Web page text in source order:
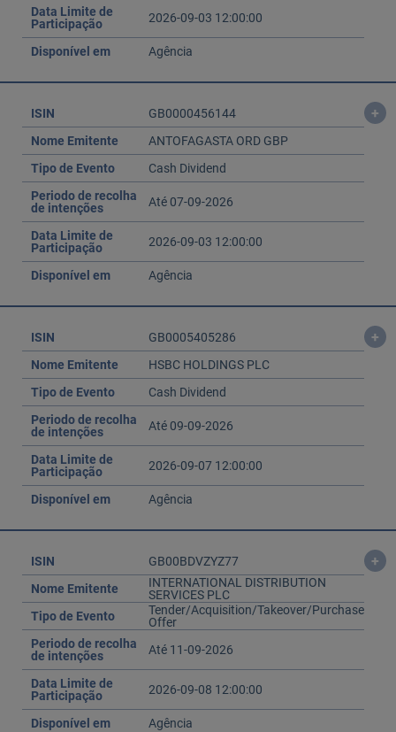
Data Limite de
Participação
2026-09-03 12:00:00
Disponível em Agência
ISIN GB0000456144 +
Nome Emitente
ANTOFAGASTA ORD GBP
Tipo de Evento
Cash Dividend
Periodo de recolha
de intenções
Até 07-09-2026
Data Limite de
Participação
2026-09-03 12:00:00
Disponível em Agência
ISIN GB0005405286 +
Nome Emitente
HSBC HOLDINGS PLC
Tipo de Evento
Cash Dividend
Periodo de recolha
de intenções
Até 09-09-2026
Data Limite de
Participação
2026-09-07 12:00:00
Disponível em Agência
ISIN GB00BDVZYZ77 +
Nome Emitente
INTERNATIONAL DISTRIBUTION
SERVICES PLC
Tipo de Evento
Tender/Acquisition/Takeover/Purchase
Offer
Periodo de recolha
de intenções
Até 11-09-2026
Data Limite de
Participação
2026-09-08 12:00:00
Disponível em Agência